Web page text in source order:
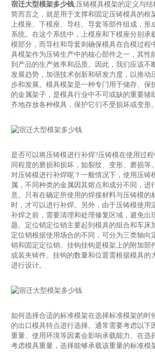
宿迁大型模架多少钱,压铸模具模架的定义与结
简而言之，就是用于支撑和固定压铸模具的框
上模座、下模座、导柱、导套等部件组成，形
系统。在这个系统中，上模座和下模座分别承
模部分，而导柱和导套则确保模具在合模过程
具模架作为压铸生产中的核心部件之一，其性
到产品的生产效率和品质。因此，我们应该不
发展趋势，加强技术创新和研发力度，以推动
步和发展。模具模架是一种专门用于储存、保
的金属架子，是模具行业中不可或缺的重要辅
齐地存放各种模具，保护它们不受损坏或变形。
是否可以将压铸模进行补焊?压铸模在使用过
同程度的磨损和损坏，如裂纹、变形、磨损等
对压铸模进行补焊呢？一般情况下，使用压铸
属，不同种类的金属因其熔点和成分不同，进
意。只有在确定所使用的焊接材料与压铸模的
时，才可以进行补焊。另外，由于压铸模使用
补焊之前，需要清理和处理修复区域，避免出
题。定位销定位销主要起到模具的组合和车床
定位销根据使用场合的不同，可分为三类轴向
销和固定定位销。挂钩挂钩是模架上的附加部
或装夹铸件。挂钩的数量和位置需根据模具的
进行设计。
如何选择合适的标准模架在选择标准模架的时
的出口模具特点进行选择。通常需要考虑以下
重量、使用环境等因素会影响承载能力。在选
考虑模具重量，选择能够承载该重量的标准模